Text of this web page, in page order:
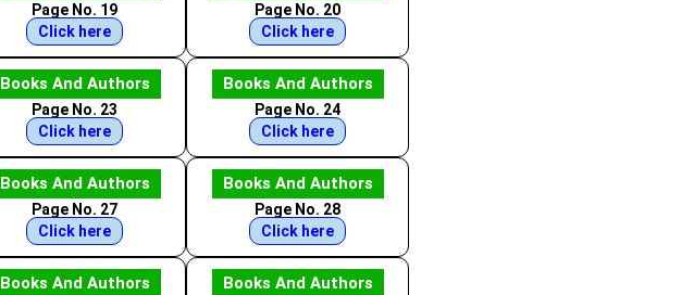
Page No. 19
Click here
Page No. 20
Click here
Books And Authors
Page No. 23
Click here
Books And Authors
Page No. 24
Click here
Books And Authors
Page No. 27
Click here
Books And Authors
Page No. 28
Click here
Books And Authors Books And Authors